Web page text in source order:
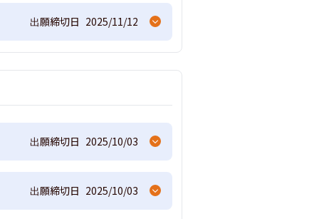
出願締切日 2025/11/12
出願締切日 2025/10/03
出願締切日 2025/10/03